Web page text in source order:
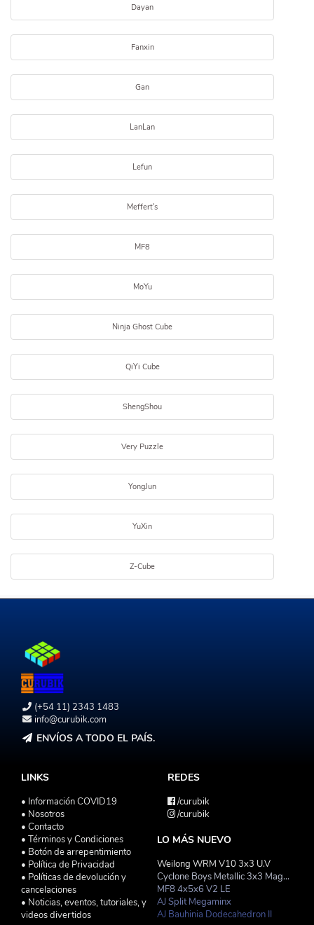
Dayan
Fanxin
Gan
LanLan
Lefun
Meffert's
MF8
MoYu
Ninja Ghost Cube
QiYi Cube
ShengShou
Very Puzzle
YongJun
YuXin
Z-Cube
(+54 11) 2343 1483
info@curubik.com
ENVÍOS A TODO EL PAÍS.
LINKS
• Información COVID19
• Nosotros
• Contacto
• Términos y Condiciones
• Botón de arrepentimiento
• Política de Privacidad
• Políticas de devolución y
cancelaciones
• Noticias, eventos, tutoriales, y
videos divertidos
REDES
/curubik
/curubik
LO MÁS NUEVO
Weilong WRM V10 3x3 U.V
Cyclone Boys Metallic 3x3 Magnetico Macaron
MF8 4x5x6 V2 LE
AJ Split Megaminx
AJ Bauhinia Dodecahedron II